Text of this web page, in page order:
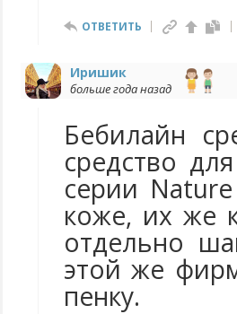
ОТВЕТИТЬ
Иришик
больше года назад
Бебилайн
средство
серии
коже, их же
отдельно
этой же
пенку.